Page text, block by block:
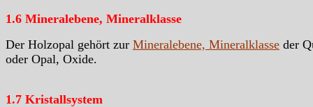
1.6 Mineralebene, Mineralklasse
Der Holzopal gehört zur Mineralebene, Mineralklasse der
oder Opal, Oxide.
1.7 Kristallsystem